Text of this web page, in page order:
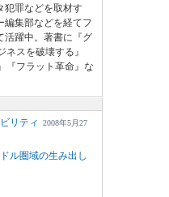
犯罪などを取材す
編集部などを経てフ
活躍中。著書に『グ
ネスを破壊する』
『フラット革命』な
リティ 2008年5月27
ル圏域の生み出し